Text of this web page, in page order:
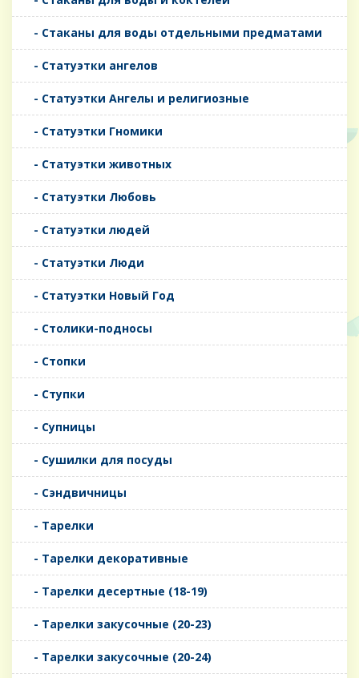
- Стаканы для воды отдельными предматами
- Статуэтки ангелов
- Статуэтки Ангелы и религиозные
- Статуэтки Гномики
- Статуэтки животных
- Статуэтки Любовь
- Статуэтки людей
- Статуэтки Люди
- Статуэтки Новый Год
- Столики-подносы
- Стопки
- Ступки
- Супницы
- Сушилки для посуды
- Сэндвичницы
- Тарелки
- Тарелки декоративные
- Тарелки десертные (18-19)
- Тарелки закусочные (20-23)
- Тарелки закусочные (20-24)